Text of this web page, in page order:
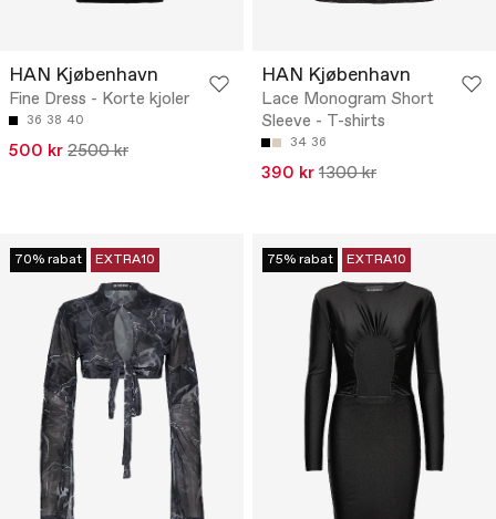
HAN Kjøbenhavn
Fine Dress - Korte kjoler
36 38 40
500 kr 2500 kr
HAN Kjøbenhavn
Lace Monogram Short
Sleeve - T-shirts
34 36
390 kr 1300 kr
70% rabat EXTRA10 75% rabat EXTRA10